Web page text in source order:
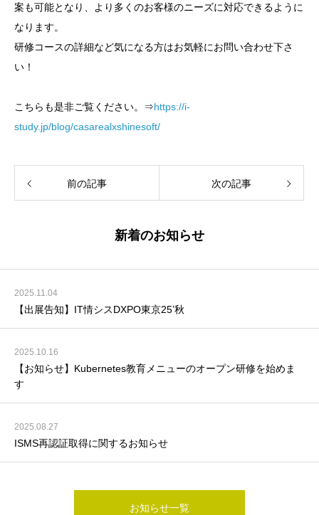
案も可能となり、より多くのお客様のニーズに対応できるように
なります。
研修コースの詳細など気になる方はお気軽にお問い合わせ下さ
い！
こちらも是非ご覧ください。⇒https://i-
study.jp/blog/casarealxshinesoft/
前の記事 次の記事
新着のお知らせ
2025.11.04
【出展告知】IT情シスDXPO東京25’秋
2025.10.16
【お知らせ】Kubernetes教育メニューのオープン研修を始めま
す
2025.08.27
ISMS再認証取得に関するお知らせ
お知らせ一覧